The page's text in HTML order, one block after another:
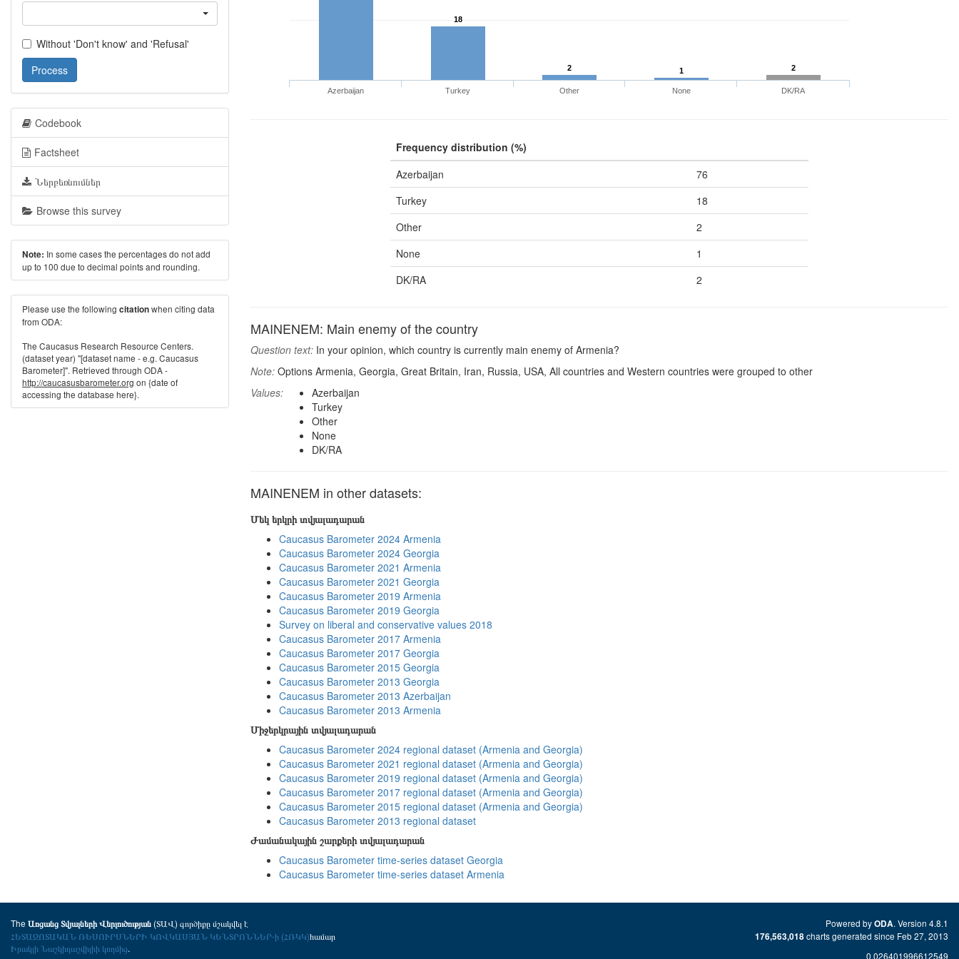
18
2 1 2
Azerbaijan Turkey Other None DK/RA
Frequency distribution (%)
Azerbaijan
76
Turkey
18
Other
2
None
1
DK/RA
2
MAINENEM: Main enemy of the country
Question text: In your opinion, which country is currently main enemy of Armenia?
Note: Options Armenia, Georgia, Great Britain, Iran, Russia, USA, All countries and Western countries were grouped to other
Values:
Azerbaijan
Turkey
Other
None
DK/RA
MAINENEM in other datasets:
Մեկ երկրի տվյալադարան
Caucasus Barometer 2024 Armenia
Caucasus Barometer 2024 Georgia
Caucasus Barometer 2021 Armenia
Caucasus Barometer 2021 Georgia
Caucasus Barometer 2019 Armenia
Caucasus Barometer 2019 Georgia
Survey on liberal and conservative values 2018
Caucasus Barometer 2017 Armenia
Caucasus Barometer 2017 Georgia
Caucasus Barometer 2015 Georgia
Caucasus Barometer 2013 Georgia
Caucasus Barometer 2013 Azerbaijan
Caucasus Barometer 2013 Armenia
Միջերկրային տվյալադարան
Caucasus Barometer 2024 regional dataset (Armenia and Georgia)
Caucasus Barometer 2021 regional dataset (Armenia and Georgia)
Caucasus Barometer 2019 regional dataset (Armenia and Georgia)
Caucasus Barometer 2017 regional dataset (Armenia and Georgia)
Caucasus Barometer 2015 regional dataset (Armenia and Georgia)
Caucasus Barometer 2013 regional dataset
Ժամանակային շարքերի տվյալադարան
Caucasus Barometer time-series dataset Georgia
Caucasus Barometer time-series dataset Armenia
Without 'Don't know' and 'Refusal'
Process
Codebook
Factsheet
Ներբեռնումներ
Browse this survey
Note: In some cases the percentages do not add
up to 100 due to decimal points and rounding.
Please use the following citationwhen citing data
from ODA:
The Caucasus Research Resource Centers.
(dataset year) "[dataset name - e.g. Caucasus
Barometer]". Retrieved through ODA -
http://caucasusbarometer.org on {date of
accessing the database here}.
The Առցանց Տվյալների Վերլուծության(ՏԱՎ) գործիքը մշակվել է
ՀԵՏԱԶՈՏԱԿԱՆ ՌԵՍՈՒՐՍՆԵՐԻ ԿՈՎԿԱՍՅԱՆ ԿԵՆՏՐՈՆՆԵՐ-ի (ՀՌԿԿ)համար
Իրակլի Նաշկիդաշվիլիի կողմից.
Powered byODA. Version 4.8.1
176,563,018charts generated since Feb 27, 2013
0.026401996612549